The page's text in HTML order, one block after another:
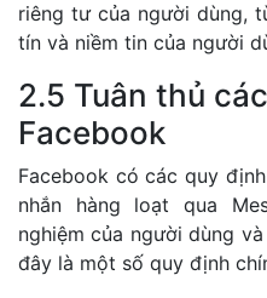
riêng tư của người dùng,
tín và niềm tin của người
2.5 Tuân thủ
Facebook
Facebook có các quy
nhắn hàng loạt qua
nghiệm của người dùng
đây là một số quy định